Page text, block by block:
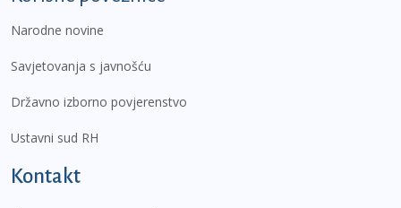
Narodne novine
Savjetovanja s javnošću
Državno izborno povjerenstvo
Ustavni sud RH
Kontakt